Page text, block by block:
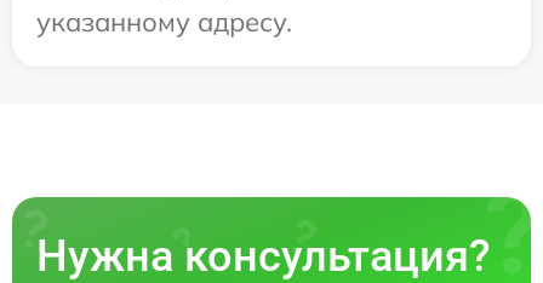
указанному адресу.
Нужна консультация?